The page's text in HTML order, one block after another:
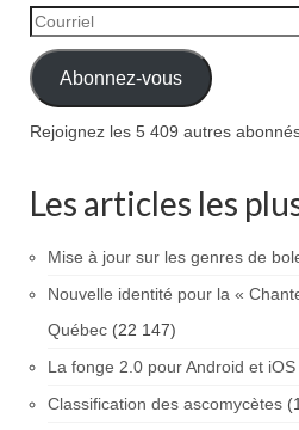
Courriel
Abonnez-vous
Rejoignez les 5 409 autres
Les articles les
Mise à jour sur les genres de
Nouvelle identité pour la «
Québec (22 147)
La fonge 2.0 pour Android et iOS
Classification des ascomycètes